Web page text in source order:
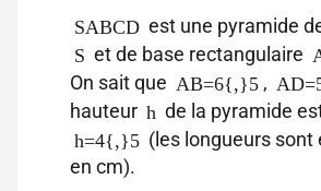
SABCD est une pyramide
S et de base rectangulaire
On sait que AB=6{,}5 ,
hauteur h de la pyramide
h=4{,}5 (les longueurs sont
en cm).